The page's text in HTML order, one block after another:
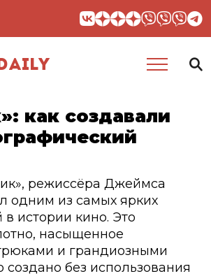
как создавали
режиссёра Джеймса
одним из самых ярких
истории кино. Это
насыщенное
и грандиозными
без использования